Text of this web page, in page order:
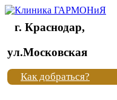
Клиника
"Новая
жизнь"
г. Краснодар,
ул.Московская
Как добраться?